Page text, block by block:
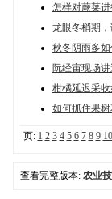
怎样对蕨菜
龙眼冬梢期
秋冬阴雨多
阮经宙现场
柑橘延迟采
如何抓住果
页: 1 2 3 4 5 6 7 8 9 10
查看完整版本: 农业